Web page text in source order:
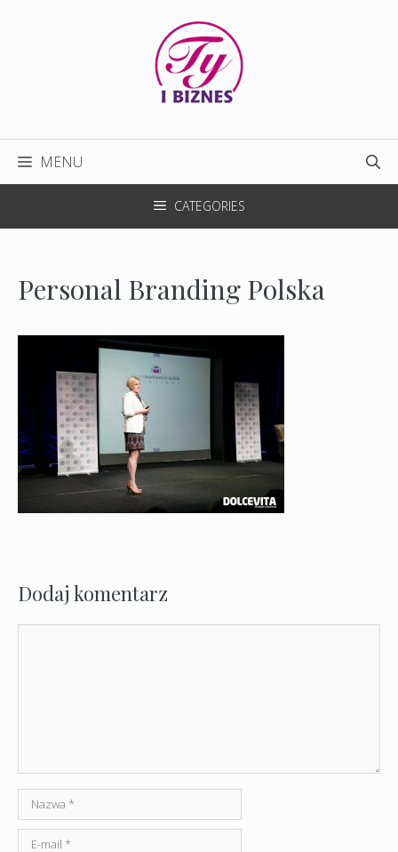
MENU
CATEGORIES
Personal Branding Polska
Dodaj komentarz
Nazwa